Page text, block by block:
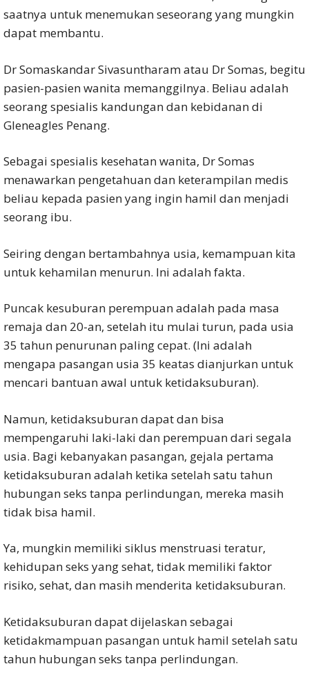
saatnya untuk menemukan seseorang yang mungkin
dapat membantu.
Dr Somaskandar Sivasuntharam atau Dr Somas, begitu
pasien-pasien wanita memanggilnya. Beliau adalah
seorang spesialis kandungan dan kebidanan di
Gleneagles Penang.
Sebagai spesialis kesehatan wanita, Dr Somas
menawarkan pengetahuan dan keterampilan medis
beliau kepada pasien yang ingin hamil dan menjadi
seorang ibu.
Seiring dengan bertambahnya usia, kemampuan kita
untuk kehamilan menurun. Ini adalah fakta.
Puncak kesuburan perempuan adalah pada masa
remaja dan 20-an, setelah itu mulai turun, pada usia
35 tahun penurunan paling cepat. (Ini adalah
mengapa pasangan usia 35 keatas dianjurkan untuk
mencari bantuan awal untuk ketidaksuburan).
Namun, ketidaksuburan dapat dan bisa
mempengaruhi laki-laki dan perempuan dari segala
usia. Bagi kebanyakan pasangan, gejala pertama
ketidaksuburan adalah ketika setelah satu tahun
hubungan seks tanpa perlindungan, mereka masih
tidak bisa hamil.
Ya, mungkin memiliki siklus menstruasi teratur,
kehidupan seks yang sehat, tidak memiliki faktor
risiko, sehat, dan masih menderita ketidaksuburan.
Ketidaksuburan dapat dijelaskan sebagai
ketidakmampuan pasangan untuk hamil setelah satu
tahun hubungan seks tanpa perlindungan.